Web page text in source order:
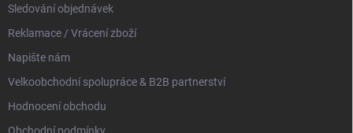
Sledování objednávek
Reklamace / Vrácení zboží
Napište nám
Velkoobchodní spolupráce & B2B partnerství
Hodnocení obchodu